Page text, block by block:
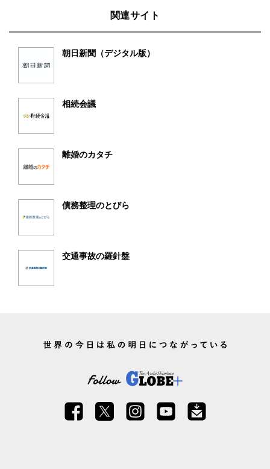
関連サイト
朝日新聞（デジタル版）
相続会議
離婚のカタチ
債務整理のとびら
交通事故の羅針盤